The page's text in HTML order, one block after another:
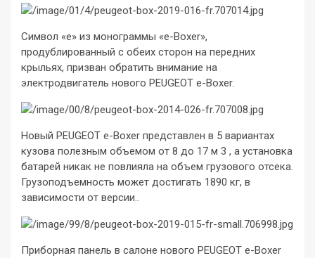
Символ «e» из монограммы «e-Boxer»,
продублированный с обеих сторон на передних
крыльях, призван обратить внимание на
электродвигатель нового PEUGEOT e-Boxer.
Новый PEUGEOT e-Boxer представлен в 5 вариантах
кузова полезным объемом от 8 до 17 м 3 , а установка
батарей никак не повлияла на объем грузового отсека.
Грузоподъемность может достигать 1890 кг, в
зависимости от версии..
Приборная панель в салоне нового PEUGEOT e-Boxer